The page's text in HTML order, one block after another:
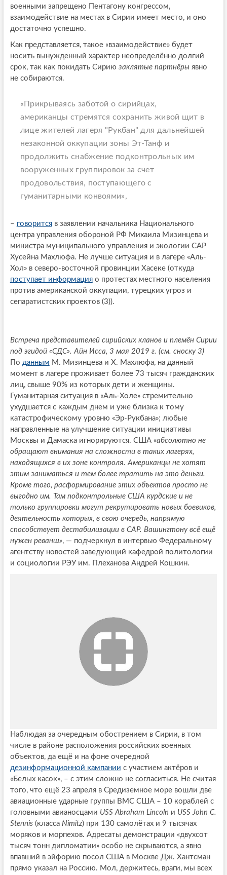
военными запрещено Пентагону конгрессом,
взаимодействие на местах в Сирии имеет место, и оно
достаточно успешно.
Как представляется, такое «взаимодействие» будет
носить вынужденный характер неопределённо долгий
срок, так как покидать Сирию заклятые партнёры явно
не собираются.
«Прикрываясь заботой о сирийцах,
американцы стремятся сохранить живой щит в
лице жителей лагеря "Рукбан" для дальнейшей
незаконной оккупации зоны Эт-Танф и
продолжить снабжение подконтрольных им
вооруженных группировок за счет
продовольствия, поступающего с
гуманитарными конвоями»,
– говоритсяв заявлении начальника Национального
центра управления обороной РФ Михаила Мизинцева и
министра муниципального управления и экологии САР
Хусейна Махлюфа. Не лучше ситуация и в лагере «Аль-
Хол» в северо-восточной провинции Хасеке (откуда
поступает информацияо протестах местного населения
против американской оккупации, турецких угроз и
сепаратистских проектов (3)).
Встреча представителей сирийских кланов и племён Сирии
под эгидой «СДС». Айн Исса, 3 мая 2019 г. (см. сноску 3)
По данным М. Мизинцева и Х. Махлюфа, на данный
момент в лагере проживает более 73 тысяч гражданских
лиц, свыше 90% из которых дети и женщины.
Гуманитарная ситуация в «Аль-Холе» стремительно
ухудшается с каждым днем и уже близка к тому
катастрофическому уровню «Эр-Рукбана»; любые
направленные на улучшение ситуации инициативы
Москвы и Дамаска игнорируются. США «абсолютно не
обращают внимания на сложности в таких лагерях,
находящихся в их зоне контроля. Американцы не хотят
этим заниматься и тем более тратить на это деньги.
Кроме того, расформирование этих объектов просто не
выгодно им. Там подконтрольные США курдские и не
только группировки могут рекрутировать новых боевиков,
деятельность которых, в свою очередь, напрямую
способствует дестабилизации в САР. Вашингтону всё ещё
нужен реванш», — подчеркнул в интервью Федеральному
агентству новостей заведующий кафедрой политологии
и социологии РЭУ им. Плеханова Андрей Кошкин.
Наблюдая за очередным обострением в Сирии, в том
числе в районе расположения российских военных
объектов, да ещё и на фоне очередной
дезинформационной кампании с участием актёров и
«Белых касок», – с этим сложно не согласиться. Не считая
того, что ещё 23 апреля в Средиземное море вошли две
авиационные ударные группы ВМС США – 10 кораблей с
головными авианосцами USS Abraham Lincoln и USS John C.
Stennis(класса Nimitz) при 130 самолётах и 9 тысячах
моряков и морпехов. Адресаты демонстрации «двухсот
тысяч тонн дипломатии» особо не скрываются, а явно
впавший в эйфорию посол США в Москве Дж. Хантсман
прямо указал на Россию. Мол, держитесь, враги, мы всех